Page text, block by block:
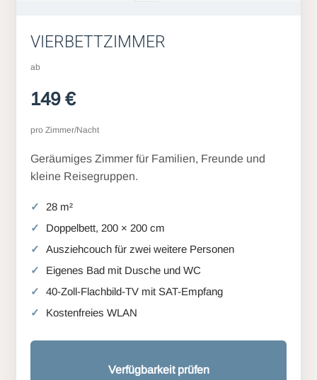
VIERBETTZIMMER
ab
149 €
pro Zimmer/Nacht
Geräumiges Zimmer für Familien, Freunde und
kleine Reisegruppen.
28 m²
Doppelbett, 200 × 200 cm
Ausziehcouch für zwei weitere Personen
Eigenes Bad mit Dusche und WC
40-Zoll-Flachbild-TV mit SAT-Empfang
Kostenfreies WLAN
Verfügbarkeit prüfen